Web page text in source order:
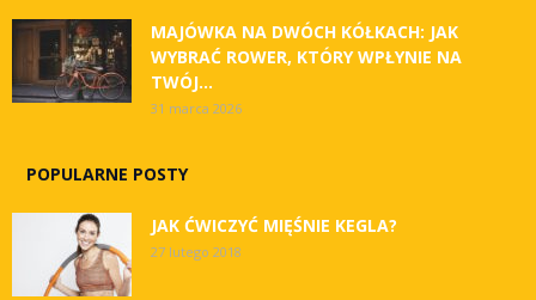
MAJÓWKA NA DWÓCH KÓŁKACH: JAK
WYBRAĆ ROWER, KTÓRY WPŁYNIE NA
TWÓJ...
31 marca 2026
POPULARNE POSTY
JAK ĆWICZYĆ MIĘŚNIE KEGLA?
27 lutego 2018